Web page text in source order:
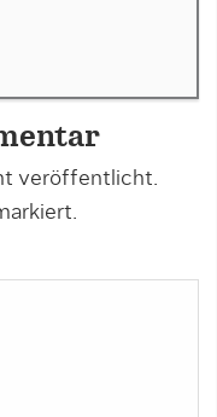
veröffentlicht.